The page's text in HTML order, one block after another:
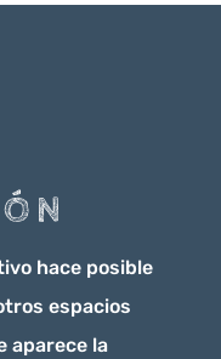
hace posible
espacios
aparece la